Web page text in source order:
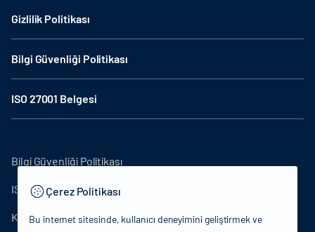
Gizlilik Politikası
Bilgi Güvenliği Politikası
ISO 27001 Belgesi
Bilgi Güvenliği Politikası
ISO27001
KVKK Aydınlatma Metni
Çerez Politikası
Bu internet sitesinde, kullanıcı deneyimini geliştirmek ve